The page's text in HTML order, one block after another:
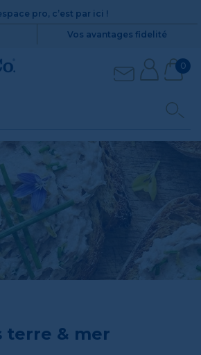
pro, c’est par ici !
Vos avantages fidelité
0
terre & mer